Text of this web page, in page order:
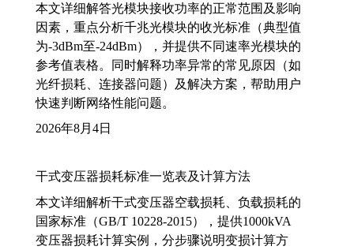
本文详细解答光模块接收功率的正常范围及影响
因素，重点分析千兆光模块的收光标准（典型值
为-3dBm至-24dBm），并提供不同速率光模块的
参考值表格。同时解释功率异常的常见原因（如
光纤损耗、连接器问题）及解决方案，帮助用户
快速判断网络性能问题。
2026年8月4日
干式变压器损耗标准一览表及计算方法
本文详细解析干式变压器空载损耗、负载损耗的
国家标准（GB/T 10228-2015），提供1000kVA
变压器损耗计算实例，分步骤说明变损计算方